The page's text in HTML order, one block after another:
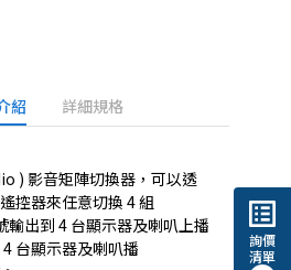
紹 詳細規格
) 影音矩陣切換器，可以透
控器來任意切換 4 組
輸出到 4 台顯示器及喇叭上播
台顯示器及喇叭播
list_alt
詢價
清單